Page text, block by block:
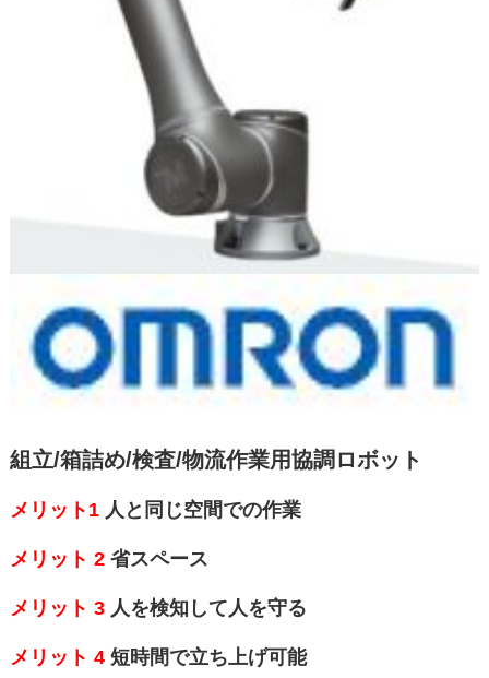
組立/箱詰め/検査/物流作業用協調ロボット
メリット1人と同じ空間での作業
メリット 2省スペース
メリット 3人を検知して人を守る
メリット 4短時間で立ち上げ可能